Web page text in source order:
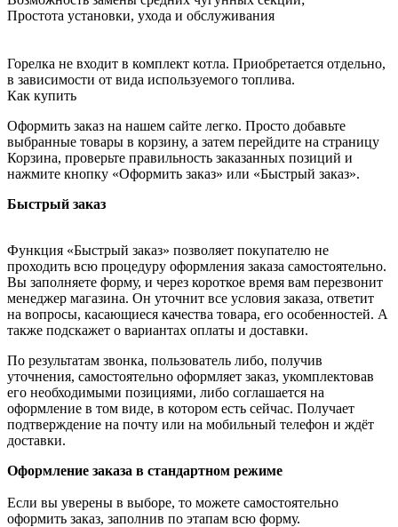
Простота установки, ухода и обслуживания
Горелка не входит в комплект котла. Приобретается отдельно,
в зависимости от вида используемого топлива.
Как купить
Оформить заказ на нашем сайте легко. Просто добавьте
выбранные товары в корзину, а затем перейдите на страницу
Корзина, проверьте правильность заказанных позиций и
нажмите кнопку «Оформить заказ» или «Быстрый заказ».
Быстрый заказ
Функция «Быстрый заказ» позволяет покупателю не
проходить всю процедуру оформления заказа самостоятельно.
Вы заполняете форму, и через короткое время вам перезвонит
менеджер магазина. Он уточнит все условия заказа, ответит
на вопросы, касающиеся качества товара, его особенностей. А
также подскажет о вариантах оплаты и доставки.
По результатам звонка, пользователь либо, получив
уточнения, самостоятельно оформляет заказ, укомплектовав
его необходимыми позициями, либо соглашается на
оформление в том виде, в котором есть сейчас. Получает
подтверждение на почту или на мобильный телефон и ждёт
доставки.
Оформление заказа в стандартном режиме
Если вы уверены в выборе, то можете самостоятельно
оформить заказ, заполнив по этапам всю форму.